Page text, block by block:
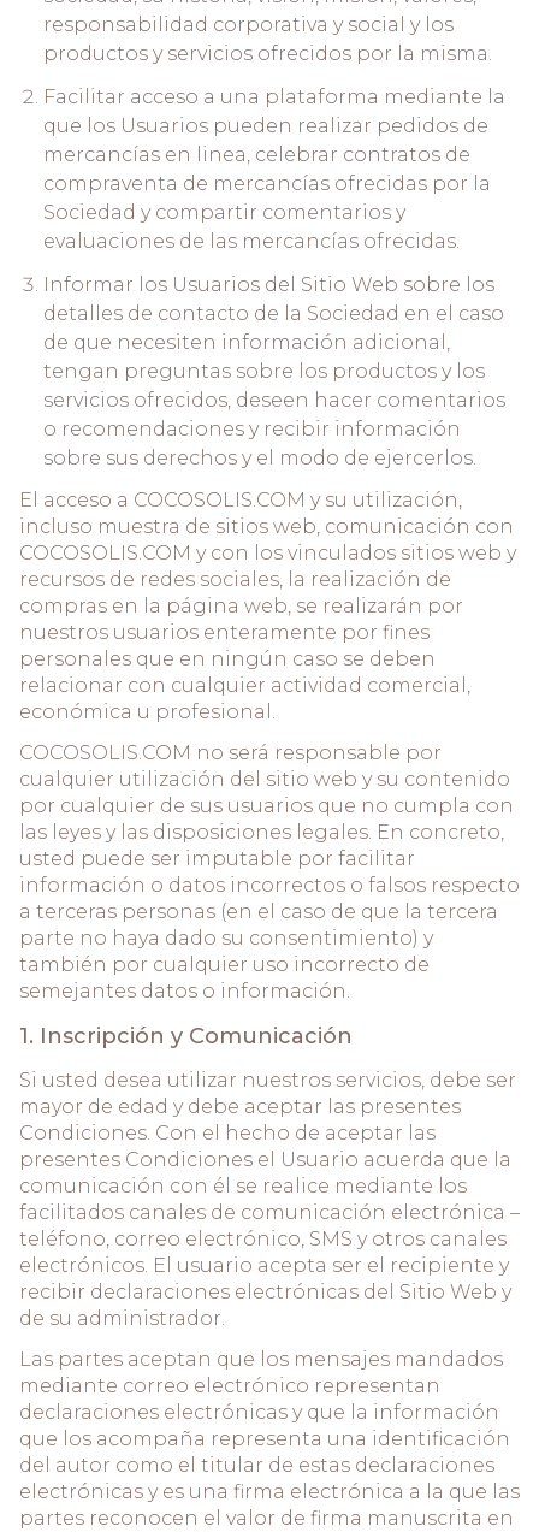
responsabilidad corporativa y social y los
productos y servicios ofrecidos por la misma.
Facilitar acceso a una plataforma mediante la
que los Usuarios pueden realizar pedidos de
mercancías en linea, celebrar contratos de
compraventa de mercancías ofrecidas por la
Sociedad y compartir comentarios y
evaluaciones de las mercancías ofrecidas.
Informar los Usuarios del Sitio Web sobre los
detalles de contacto de la Sociedad en el caso
de que necesiten información adicional,
tengan preguntas sobre los productos y los
servicios ofrecidos, deseen hacer comentarios
o recomendaciones y recibir información
sobre sus derechos y el modo de ejercerlos.
El acceso a COCOSOLIS.COM y su utilización,
incluso muestra de sitios web, comunicación con
COCOSOLIS.COM y con los vinculados sitios web y
recursos de redes sociales, la realización de
compras en la página web, se realizarán por
nuestros usuarios enteramente por fines
personales que en ningún caso se deben
relacionar con cualquier actividad comercial,
económica u profesional.
COCOSOLIS.COM no será responsable por
cualquier utilización del sitio web y su contenido
por cualquier de sus usuarios que no cumpla con
las leyes y las disposiciones legales. En concreto,
usted puede ser imputable por facilitar
información o datos incorrectos o falsos respecto
a terceras personas (en el caso de que la tercera
parte no haya dado su consentimiento) y
también por cualquier uso incorrecto de
semejantes datos o información.
1. Inscripción y Comunicación
Si usted desea utilizar nuestros servicios, debe ser
mayor de edad y debe aceptar las presentes
Condiciones. Con el hecho de aceptar las
presentes Condiciones el Usuario acuerda que la
comunicación con él se realice mediante los
facilitados canales de comunicación electrónica –
teléfono, correo electrónico, SMS y otros canales
electrónicos. El usuario acepta ser el recipiente y
recibir declaraciones electrónicas del Sitio Web y
de su administrador.
Las partes aceptan que los mensajes mandados
mediante correo electrónico representan
declaraciones electrónicas y que la información
que los acompaña representa una identificación
del autor como el titular de estas declaraciones
electrónicas y es una firma electrónica a la que las
partes reconocen el valor de firma manuscrita en